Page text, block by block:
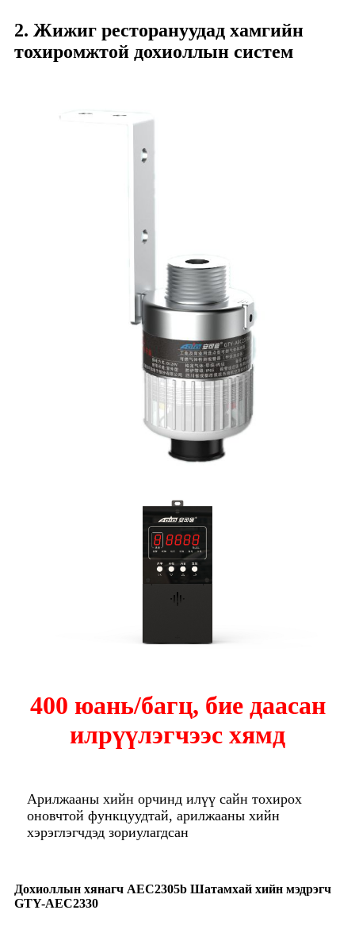
2. Жижиг ресторануудад хамгийн
тохиромжтой дохиоллын систем
400 юань/багц, бие даасан
илрүүлэгчээс хямд
Арилжааны хийн орчинд илүү сайн тохирох
оновчтой функцуудтай, арилжааны хийн
хэрэглэгчдэд зориулагдсан
Дохиоллын хянагч AEC2305b Шатамхай хийн мэдрэгч
GTY-AEC2330